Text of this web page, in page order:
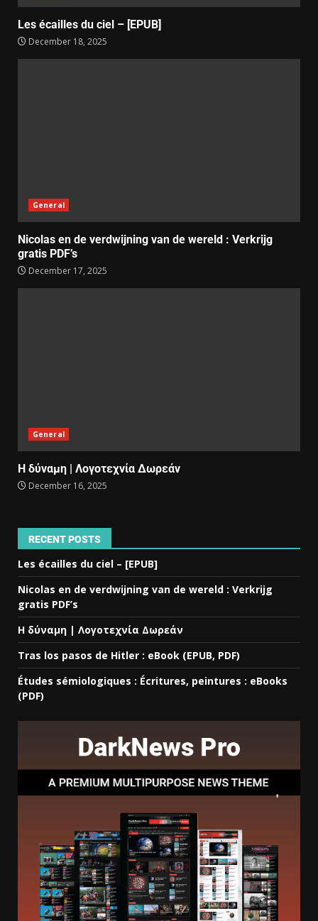
Les écailles du ciel – [EPUB]
December 18, 2025
General
Nicolas en de verdwijning van de wereld : Verkrijg
gratis PDF’s
December 17, 2025
General
Η δύναμη | Λογοτεχνία Δωρεάν
December 16, 2025
RECENT POSTS
Les écailles du ciel – [EPUB]
Nicolas en de verdwijning van de wereld : Verkrijg
gratis PDF’s
Η δύναμη | Λογοτεχνία Δωρεάν
Tras los pasos de Hitler : eBook (EPUB, PDF)
Études sémiologiques : Écritures, peintures : eBooks
(PDF)